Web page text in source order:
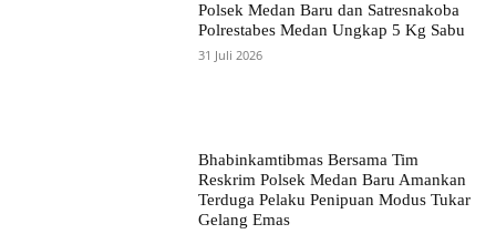
Polsek Medan Baru dan Satresnakoba
Polrestabes Medan Ungkap 5 Kg Sabu
31 Juli 2026
Bhabinkamtibmas Bersama Tim
Reskrim Polsek Medan Baru Amankan
Terduga Pelaku Penipuan Modus Tukar
Gelang Emas